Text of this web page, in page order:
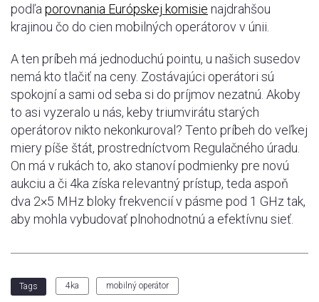
podľa porovnania Európskej komisie najdrahšou
krajinou čo do cien mobilných operátorov v únii.
A ten príbeh má jednoduchú pointu, u našich susedov
nemá kto tlačiť na ceny. Zostávajúci operátori sú
spokojní a sami od seba si do príjmov nezatnú. Akoby
to asi vyzeralo u nás, keby triumvirátu starých
operátorov nikto nekonkuroval? Tento príbeh do veľkej
miery píše štát, prostredníctvom Regulačného úradu.
On má v rukách to, ako stanoví podmienky pre novú
aukciu a či 4ka získa relevantný prístup, teda aspoň
dva 2×5 MHz bloky frekvencií v pásme pod 1 GHz tak,
aby mohla vybudovať plnohodnotnú a efektívnu sieť.
Tags 4ka mobilný operátor